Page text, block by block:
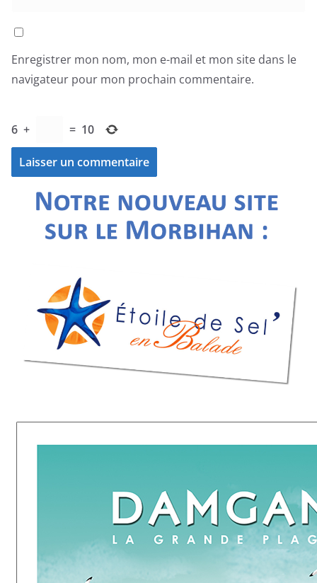
Enregistrer mon nom, mon e-mail et mon site dans le
navigateur pour mon prochain commentaire.
6 + = 10